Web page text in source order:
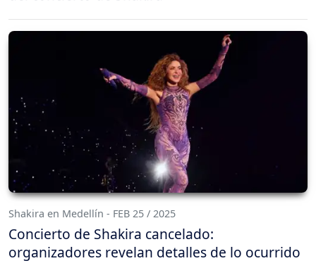
Shakira en Medellín - FEB 25 / 2025
Concierto de Shakira cancelado:
organizadores revelan detalles de lo ocurrido